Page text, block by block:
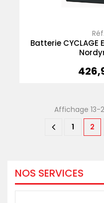
Batterie CYCLAGE
Prix
Affichage 13-
1
2
NOS SERVICES